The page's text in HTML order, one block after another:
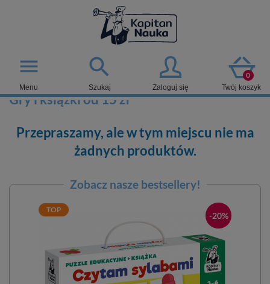

Szukaj Zaloguj się
0
Twój koszyk
menu
Menu
Gry i książki od 15 zł
Przepraszamy, ale w tym miejscu nie ma
żadnych produktów.
Zobacz nasze bestsellery!
TOP
-20%